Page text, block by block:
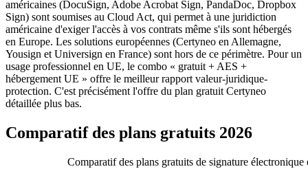
américaines (DocuSign, Adobe Acrobat Sign, PandaDoc, Dropbox
Sign) sont soumises au Cloud Act, qui permet à une juridiction
américaine d'exiger l'accès à vos contrats même s'ils sont hébergés
en Europe. Les solutions européennes (Certyneo en Allemagne,
Yousign et Universign en France) sont hors de ce périmètre. Pour un
usage professionnel en UE, le combo « gratuit + AES +
hébergement UE » offre le meilleur rapport valeur-juridique-
protection. C'est précisément l'offre du plan gratuit Certyneo
détaillée plus bas.
Comparatif des plans gratuits 2026
Comparatif des plans gratuits de signature électronique